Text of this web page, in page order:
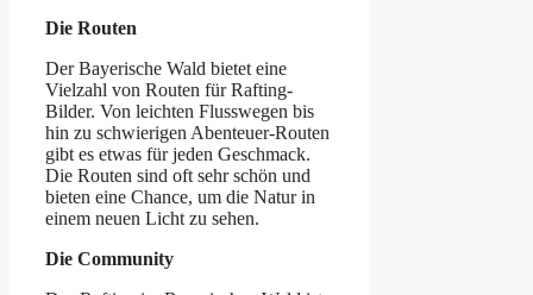
Die Routen
Der Bayerische Wald bietet eine
Vielzahl von Routen für Rafting-
Bilder. Von leichten Flusswegen bis
hin zu schwierigen Abenteuer-Routen
gibt es etwas für jeden Geschmack.
Die Routen sind oft sehr schön und
bieten eine Chance, um die Natur in
einem neuen Licht zu sehen.
Die Community